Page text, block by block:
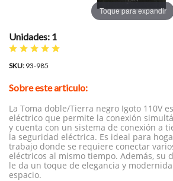
Toque para expandir
Unidades: 1
SKU: 93-985
Sobre este articulo:
La Toma doble/Tierra negro Igoto 110V
eléctrico que permite la conexión
y cuenta con un sistema de conexión a
la seguridad eléctrica. Es ideal para
trabajo donde se requiere conectar
eléctricos al mismo tiempo. Además, su
le da un toque de elegancia y
espacio.